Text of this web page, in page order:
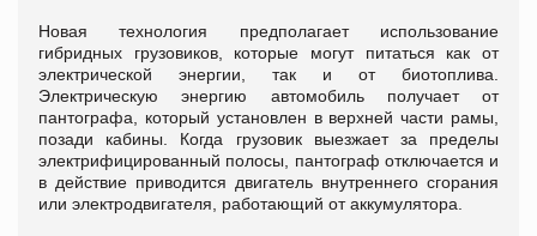
Новая технология предполагает использование
гибридных грузовиков, которые могут питаться как от
электрической энергии, так и от биотоплива.
Электрическую энергию автомобиль получает от
пантографа, который установлен в верхней части рамы,
позади кабины. Когда грузовик выезжает за пределы
электрифицированный полосы, пантограф отключается и
в действие приводится двигатель внутреннего сгорания
или электродвигателя, работающий от аккумулятора.